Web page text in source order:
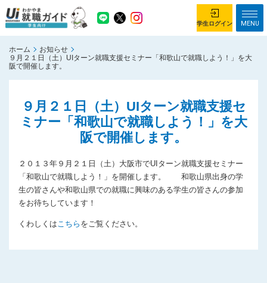
学生ログイン
がっつり就業体験コース ちょこっと仕事体験コース
はじめて利用する方へ
お知らせ
総合トップページ
がっつり就業体験コース トップ
ちょこっと仕事体験コース トップ
サイトマップ
学生ログイン MENU
ホーム
お知らせ
９月２１日（土）UIターン就職支援セミナー「和歌山で就職しよう！」を大
阪で開催します。
９月２１日（土）UIターン就職支援セ
ミナー「和歌山で就職しよう！」を大
阪で開催します。
２０１３年９月２１日（土）大阪市でUIターン就職支援セミナー
「和歌山で就職しよう！」を開催します。 和歌山県出身の学
生の皆さんや和歌山県での就職に興味のある学生の皆さんの参加
をお待ちしています！
くわしくはこちら をご覧ください。